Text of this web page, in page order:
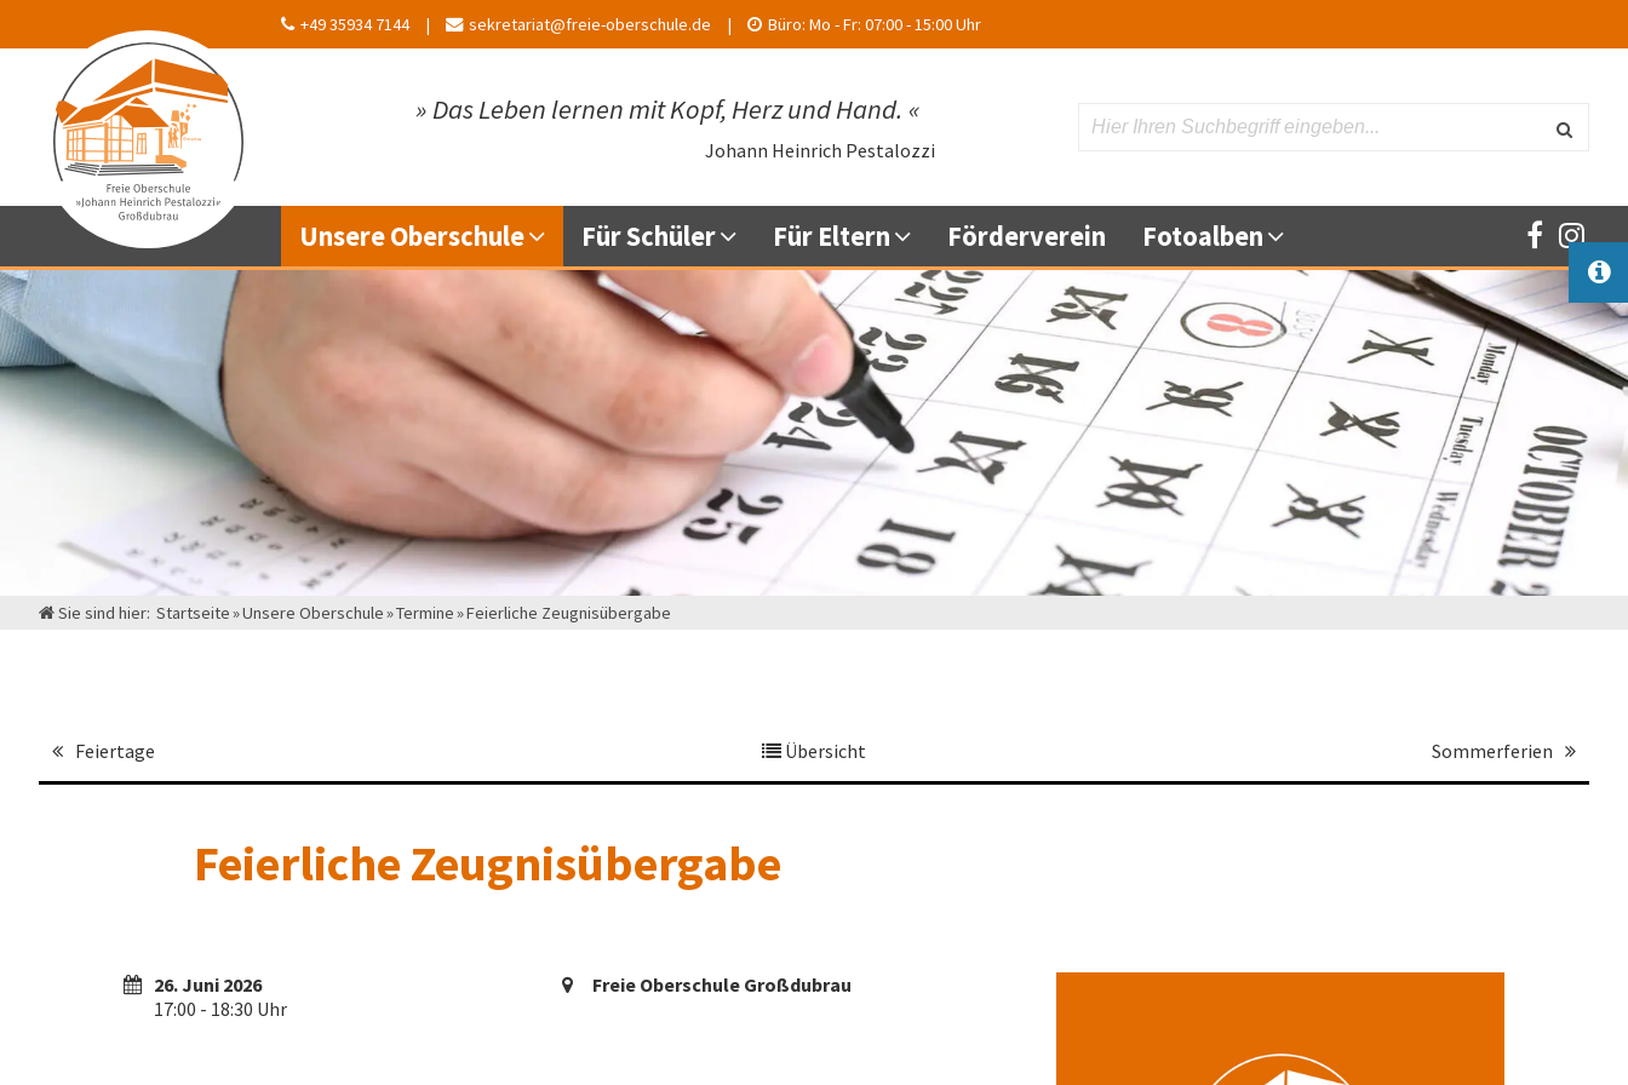
+49 35934 7144 sekretariat@freie-oberschule.de Büro: Mo - Fr: 07:00 - 15:00 Uhr
»Das Leben lernen mit Kopf, Herz und Hand. «
Johann Heinrich Pestalozzi
Unsere Oberschule Für Schüler Für Eltern Förderverein Fotoalben
Sie sind hier: Startseite»Unsere Oberschule»Termine»Feierliche Zeugnisübergabe
Feiertage Übersicht Sommerferien
Feierliche Zeugnisübergabe
26. Juni 2026
17:00 - 18:30 Uhr
Freie Oberschule Großdubrau